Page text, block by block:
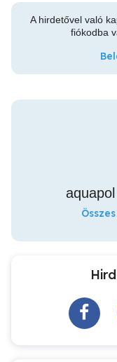
A hirdetővel való
fiókodba